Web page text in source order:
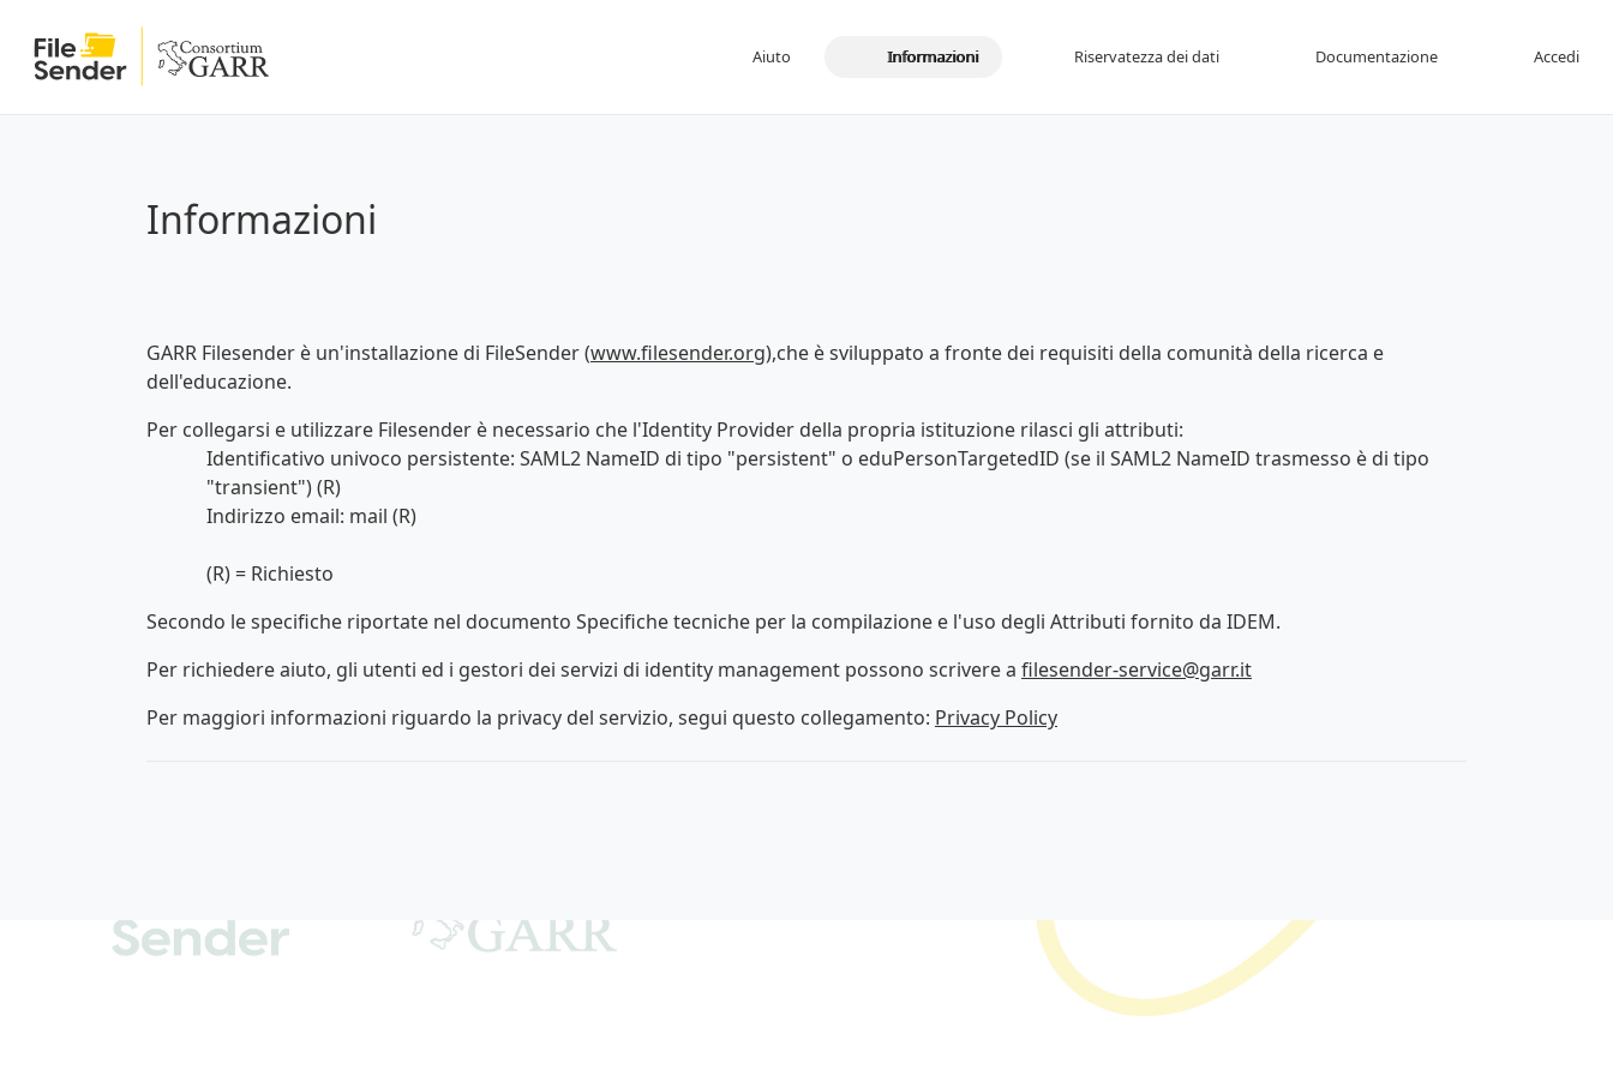
Aiuto Informazioni Riservatezza dei dati Documentazione Accedi
Informazioni
GARR Filesender è un'installazione di FileSender (www.filesender.org),che è sviluppato a fronte dei requisiti della comunità della ricerca e
dell'educazione.
Per collegarsi e utilizzare Filesender è necessario che l'Identity Provider della propria istituzione rilasci gli attributi:
Identificativo univoco persistente: SAML2 NameID di tipo "persistent" o eduPersonTargetedID (se il SAML2 NameID trasmesso è di tipo
"transient") (R)
Indirizzo email: mail (R)
(R) = Richiesto
Secondo le specifiche riportate nel documento Specifiche tecniche per la compilazione e l'uso degli Attributi fornito da IDEM.
Per richiedere aiuto, gli utenti ed i gestori dei servizi di identity management possono scrivere a filesender-service@garr.it
Per maggiori informazioni riguardo la privacy del servizio, segui questo collegamento: Privacy Policy